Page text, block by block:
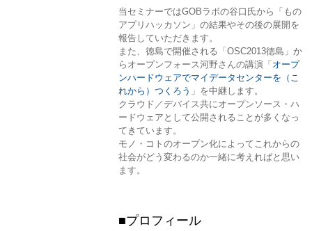
当セミナーではGOBラボの谷口氏から「もの
アプリハッカソン」の結果やその後の展開を
報告していただきます。
また、徳島で開催される「OSC2013徳島」か
らオープンフォース河野さんの講演「オープ
ンハードウェアでマイデータセンターを（こ
れから）つくろう 」を中継します。
クラウド／デバイス共にオープンソース・ハ
ードウェアとして公開されることが多くなっ
てきています。
モノ・コトのオープン化によってこれからの
社会がどう変わるのか一緒に考えればと思い
ます。
■プロフィール